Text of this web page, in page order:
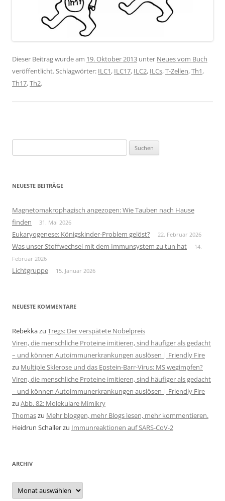
Dieser Beitrag wurde am 19. Oktober 2013 unter Neues vom Buch
veröffentlicht. Schlagwörter: ILC1, ILC17, ILC2, ILCs,T-Zellen,Th1,
Th17,Th2.
nach:
NEUESTE BEITRÄGE
Magnetomakrophagisch angezogen: Wie Tauben nach Hause
finden
31. Mai 2026
Eukaryogenese: Königskinder-Problem gelöst? 22. Februar 2026
Was unser Stoffwechsel mit dem Immunsystem zu tun hat
14.
Februar 2026
Lichtgruppe 15. Januar 2026
NEUESTE KOMMENTARE
Rebekkazu Tregs: Der verspätete Nobelpreis
Viren, die menschliche Proteine imitieren, sind häufiger als gedacht
– und können Autoimmunerkrankungen auslösen | Friendly Fire
zu Multiple Sklerose und das Epstein-Barr-Virus: MS wegimpfen?
Viren, die menschliche Proteine imitieren, sind häufiger als gedacht
– und können Autoimmunerkrankungen auslösen | Friendly Fire
zu Abb. 82: Molekulare Mimikry
Thomaszu Mehr bloggen, mehr Blogs lesen, mehr kommentieren.
Heidrun Schallerzu Immunreaktionen auf SARS-CoV-2
ARCHIV
Archiv